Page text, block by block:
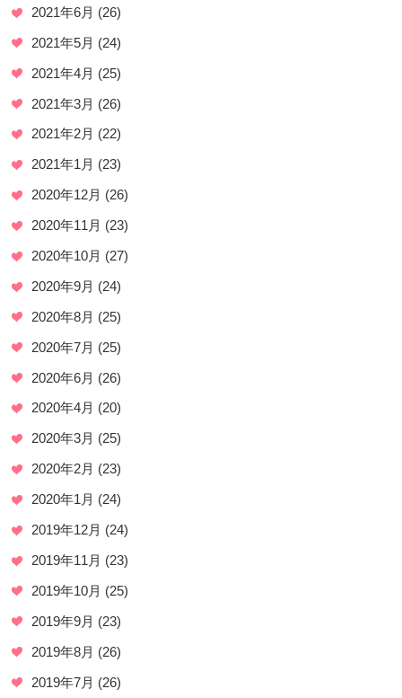
2021年6月 (26)
2021年5月 (24)
2021年4月 (25)
2021年3月 (26)
2021年2月 (22)
2021年1月 (23)
2020年12月 (26)
2020年11月 (23)
2020年10月 (27)
2020年9月 (24)
2020年8月 (25)
2020年7月 (25)
2020年6月 (26)
2020年4月 (20)
2020年3月 (25)
2020年2月 (23)
2020年1月 (24)
2019年12月 (24)
2019年11月 (23)
2019年10月 (25)
2019年9月 (23)
2019年8月 (26)
2019年7月 (26)